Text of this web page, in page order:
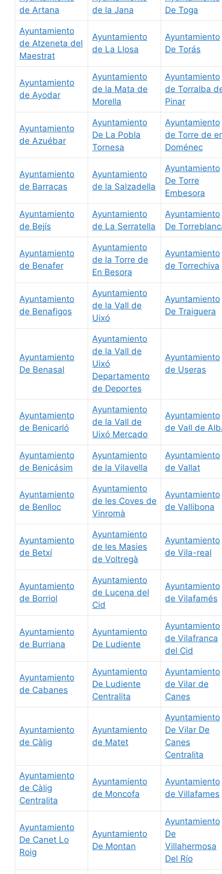
de Artana
de la Jana
De Toga
Ayuntamiento
de Atzeneta del
Maestrat
Ayuntamiento
de La Llosa
Ayuntamiento
De Torás
Ayuntamiento
de Ayodar
Ayuntamiento
de la Mata de
Morella
Ayuntamiento
de Torralba
Pinar
Ayuntamiento
de Azuébar
Ayuntamiento
De La Pobla
Tornesa
Ayuntamiento
de Torre de
Doménec
Ayuntamiento
de Barracas
Ayuntamiento
de la Salzadella
Ayuntamiento
De Torre
Embesora
Ayuntamiento
de Bejís
Ayuntamiento
de La Serratella
Ayuntamiento
De
Ayuntamiento
de Benafer
Ayuntamiento
de la Torre de
En Besora
Ayuntamiento
de Torrechiva
Ayuntamiento
de Benafigos
Ayuntamiento
de la Vall de
Uixó
Ayuntamiento
De Traiguera
Ayuntamiento
De Benasal
Ayuntamiento
de la Vall de
Uixó
Departamento
de Deportes
Ayuntamiento
de Useras
Ayuntamiento
de Benicarló
Ayuntamiento
de la Vall de
Uixó Mercado
Ayuntamiento
de Vall de
Ayuntamiento
de Benicásim
Ayuntamiento
de la Vilavella
Ayuntamiento
de Vallat
Ayuntamiento
de Benlloc
Ayuntamiento
de les Coves de
Vinromà
Ayuntamiento
de Vallibona
Ayuntamiento
de Betxí
Ayuntamiento
de les Masies
de Voltregà
Ayuntamiento
de Vila-real
Ayuntamiento
de Borriol
Ayuntamiento
de Lucena del
Cid
Ayuntamiento
de Vilafamés
Ayuntamiento
de Burriana
Ayuntamiento
De Ludiente
Ayuntamiento
de Vilafranca
del Cid
Ayuntamiento
de Cabanes
Ayuntamiento
De Ludiente
Centralita
Ayuntamiento
de Vilar de
Canes
Ayuntamiento
de Càlig
Ayuntamiento
de Matet
Ayuntamiento
De Vilar De
Canes
Centralita
Ayuntamiento
de Càlig
Centralita
Ayuntamiento
de Moncofa
Ayuntamiento
de Villafames
Ayuntamiento
De Canet Lo
Roig
Ayuntamiento
De Montan
Ayuntamiento
De
Villahermosa
Del Río